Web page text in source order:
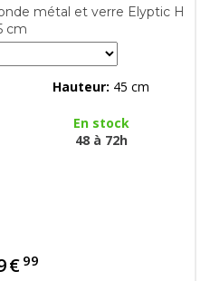
métal et verre Elyptic H
cm
Hauteur: 45 cm
En stock
48 à 72h
€ 99